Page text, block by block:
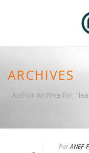
ARCHIVES
Author Archive for:
ParANEF-